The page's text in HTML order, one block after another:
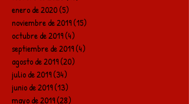
enero de 2020(5)
noviembre de 2019(15)
octubre de 2019(4)
septiembre de 2019(4)
agosto de 2019(20)
julio de 2019(34)
junio de 2019(13)
mayo de 2019(28)